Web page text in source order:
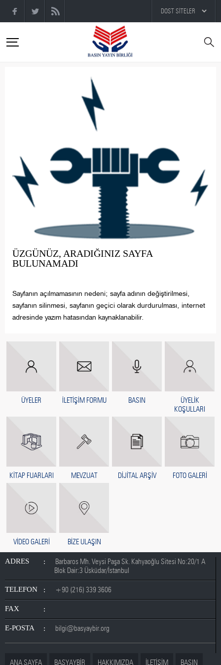
ÜZGÜNÜZ, ARADIĞINIZ SAYFA
BULUNAMADI
Sayfanın açılmamasının nedeni; sayfa adının değiştirilmesi,
sayfanın silinmesi, sayfanın geçici olarak durdurulması, internet
adresinde yazım hatasından kaynaklanabilir.
ÜYELER İLETİŞİM FORMU BASIN
ÜYELİK
KOŞULLARI
KİTAP FUARLARI MEVZUAT DİJİTAL ARŞİV FOTO GALERİ
VİDEO GALERİ BİZE ULAŞIN
ADRES
Barbaros Mh. Veysi Paşa Sk. Kahyaoğlu Sitesi No:20/1 A
Blok Dair:3 Üsküdar/İstanbul
TELEFON +90 (216) 339 3606
FAX
E-POSTA bilgi@basyaybir.org
ANA SAYFA BASYAYBİR HAKKIMIZDA İLETİŞİM BASIN